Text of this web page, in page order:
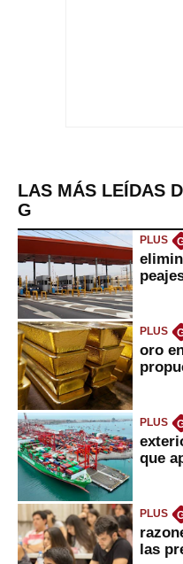
LAS MÁS LEÍDAS
G
PLUS
PLUS
oro
PLUS
que
PLUS
las